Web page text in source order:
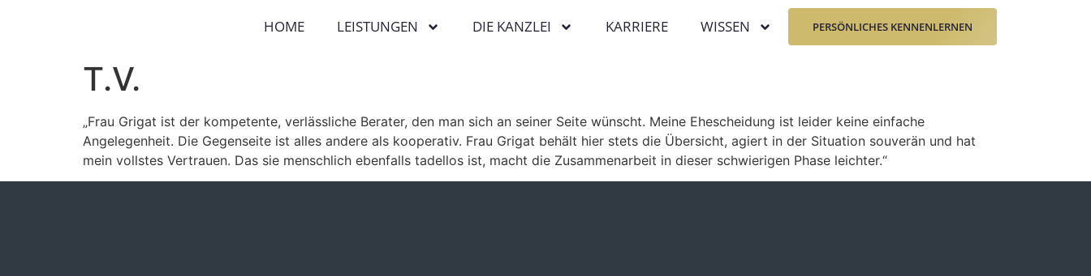
HOME LEISTUNGEN DIE KANZLEI KARRIERE WISSEN PERSÖNLICHES KENNENLERNEN
T.V.
„Frau Grigat ist der kompetente, verlässliche Berater, den man sich an seiner Seite wünscht. Meine Ehescheidung ist leider keine einfache
Angelegenheit. Die Gegenseite ist alles andere als kooperativ. Frau Grigat behält hier stets die Übersicht, agiert in der Situation souverän und hat
mein vollstes Vertrauen. Das sie menschlich ebenfalls tadellos ist, macht die Zusammenarbeit in dieser schwierigen Phase leichter.“